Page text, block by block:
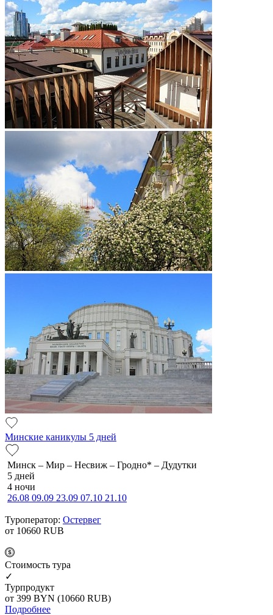
Минские каникулы 5 дней
Минск – Мир – Несвиж – Гродно* – Дудутки
5 дней
4 ночи
26.08 09.09 23.09 07.10 21.10
Туроператор: Остервег
от 10660 RUB
Cтоимость тура
✓
Турпродукт
от 399 BYN (10660 RUB)
Подробнее